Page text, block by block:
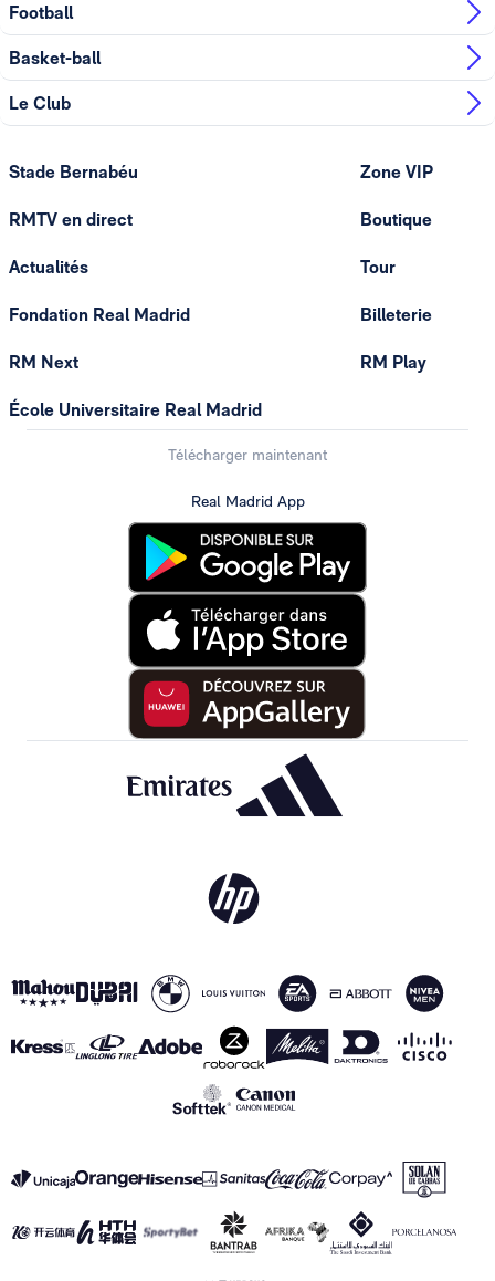
Football
Basket-ball
Le Club
Stade Bernabéu
RMTV en direct
Actualités
Fondation Real Madrid
RM Next
École Universitaire Real Madrid
Zone VIP
Boutique
Tour
Billeterie
RM Play
Télécharger maintenant
Real Madrid App